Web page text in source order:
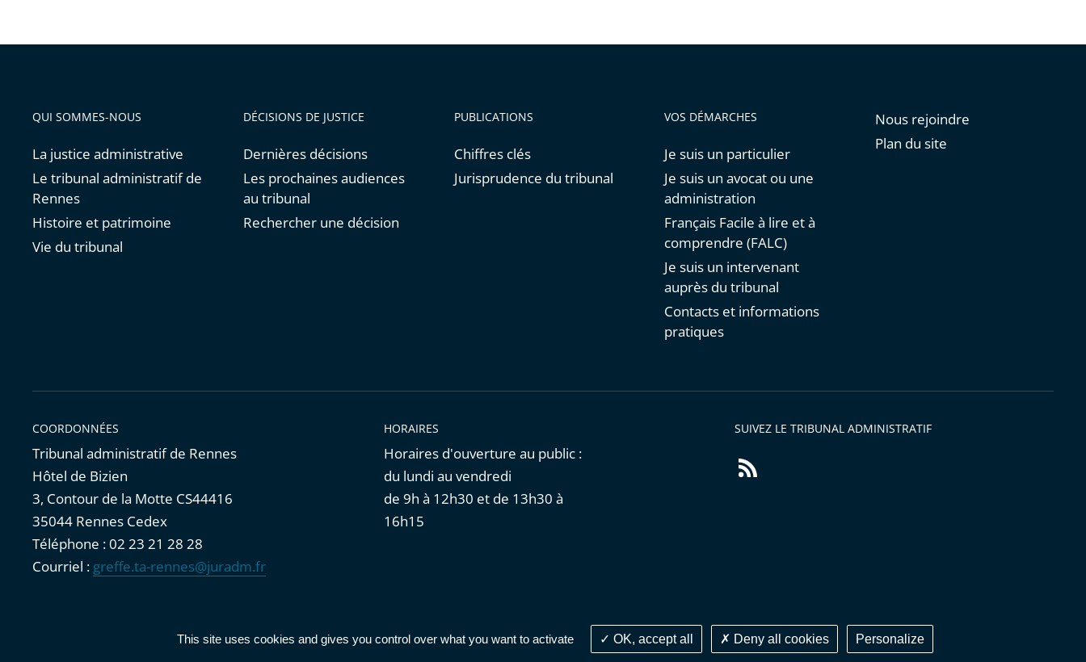
This site uses cookies and gives you control over what you want to activate OK, accept all Deny all cookies Personalize
QUI SOMMES-NOUS
La justice administrative
Le tribunal administratif de
Rennes
Histoire et patrimoine
Vie du tribunal
DÉCISIONS DE JUSTICE
Dernières décisions
Les prochaines audiences
au tribunal
Rechercher une décision
PUBLICATIONS
Chiffres clés
Jurisprudence du tribunal
VOS DÉMARCHES
Je suis un particulier
Je suis un avocat ou une
administration
Français Facile à lire et à
comprendre (FALC)
Je suis un intervenant
auprès du tribunal
Contacts et informations
pratiques
Nous rejoindre
Plan du site
COORDONNÉES
Tribunal administratif de Rennes
Hôtel de Bizien
3, Contour de la Motte CS44416
35044 Rennes Cedex
Téléphone : 02 23 21 28 28
Courriel : greffe.ta-rennes@juradm.fr
HORAIRES
Horaires d'ouverture au public :
du lundi au vendredi
de 9h à 12h30 et de 13h30 à
16h15
SUIVEZ LE TRIBUNAL ADMINISTRATIF
Flux
RSS